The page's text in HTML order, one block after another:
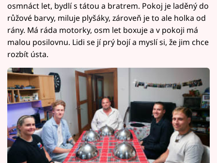
osmnáct let, bydlí s tátou a bratrem. Pokoj je laděný do
růžové barvy, miluje plyšáky, zároveň je to ale holka od
rány. Má ráda motorky, osm let boxuje a v pokoji má
malou posilovnu. Lidi se jí prý bojí a myslí si, že jim chce
rozbít ústa.